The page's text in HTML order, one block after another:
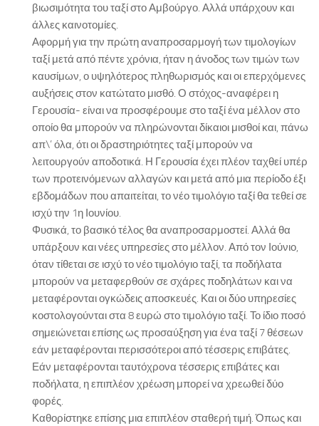
βιωσιμότητα του ταξί στο Αμβούργο. Αλλά υπάρχουν και
άλλες καινοτομίες.
Αφορμή για την πρώτη αναπροσαρμογή των τιμολογίων
ταξί μετά από πέντε χρόνια, ήταν η άνοδος των τιμών των
καυσίμων, ο υψηλότερος πληθωρισμός και οι επερχόμενες
αυξήσεις στον κατώτατο μισθό. Ο στόχος-αναφέρει η
Γερουσία- είναι να προσφέρουμε στο ταξί ένα μέλλον στο
οποίο θα μπορούν να πληρώνονται δίκαιοι μισθοί και, πάνω
απ\’ όλα, ότι οι δραστηριότητες ταξί μπορούν να
λειτουργούν αποδοτικά. Η Γερουσία έχει πλέον ταχθεί υπέρ
των προτεινόμενων αλλαγών και μετά από μια περίοδο έξι
εβδομάδων που απαιτείται, το νέο τιμολόγιο ταξί θα τεθεί σε
ισχύ την 1η Ιουνίου.
Φυσικά, το βασικό τέλος θα αναπροσαρμοστεί. Αλλά θα
υπάρξουν και νέες υπηρεσίες στο μέλλον. Από τον Ιούνιο,
όταν τίθεται σε ισχύ το νέο τιμολόγιο ταξί, τα ποδήλατα
μπορούν να μεταφερθούν σε σχάρες ποδηλάτων και να
μεταφέρονται ογκώδεις αποσκευές. Και οι δύο υπηρεσίες
κοστολογούνται στα 8 ευρώ στο τιμολόγιο ταξί. Το ίδιο ποσό
σημειώνεται επίσης ως προσαύξηση για ένα ταξί 7 θέσεων
εάν μεταφέρονται περισσότεροι από τέσσερις επιβάτες.
Εάν μεταφέρονται ταυτόχρονα τέσσερις επιβάτες και
ποδήλατα, η επιπλέον χρέωση μπορεί να χρεωθεί δύο
φορές.
Καθορίστηκε επίσης μια επιπλέον σταθερή τιμή. Όπως και